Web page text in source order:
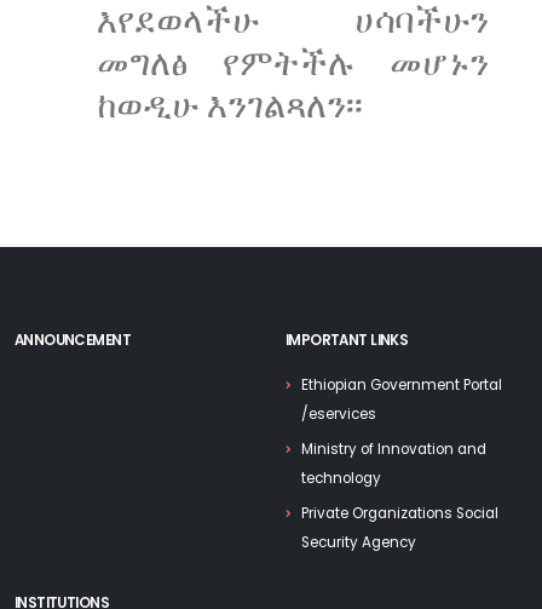
እየደወላችሁ ሀሳባችሁን
መግለፅ የምትችሉ መሆኑን
ከወዲሁ እንገልጻለን፡፡
ANNOUNCEMENT IMPORTANT LINKS
Ethiopian Government Portal
/eservices
Ministry of Innovation and
technology
Private Organizations Social
Security Agency
INSTITUTIONS